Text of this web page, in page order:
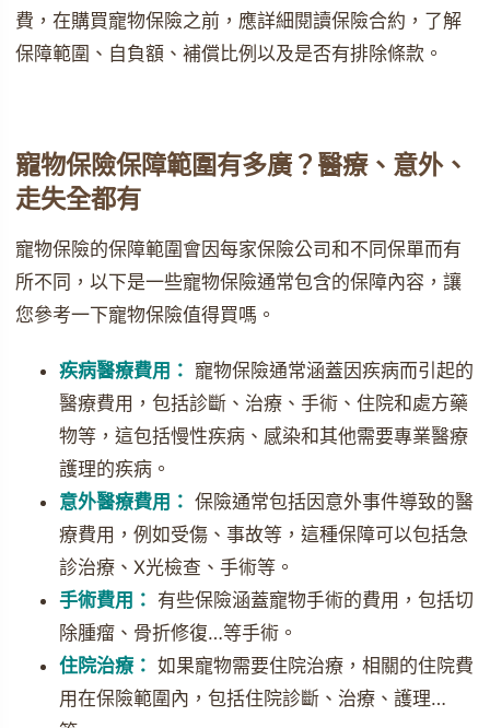
費，在購買寵物保險之前，應詳細閱讀保險合約，了解
保障範圍、自負額、補償比例以及是否有排除條款。
寵物保險保障範圍有多廣？醫療、意外、
走失全都有
寵物保險的保障範圍會因每家保險公司和不同保單而有
所不同，以下是一些寵物保險通常包含的保障內容，讓
您參考一下寵物保險值得買嗎。
疾病醫療費用： 寵物保險通常涵蓋因疾病而引起的
醫療費用，包括診斷、治療、手術、住院和處方藥
物等，這包括慢性疾病、感染和其他需要專業醫療
護理的疾病。
意外醫療費用： 保險通常包括因意外事件導致的醫
療費用，例如受傷、事故等，這種保障可以包括急
診治療、X光檢查、手術等。
手術費用： 有些保險涵蓋寵物手術的費用，包括切
除腫瘤、骨折修復…等手術。
住院治療： 如果寵物需要住院治療，相關的住院費
用在保險範圍內，包括住院診斷、治療、護理…